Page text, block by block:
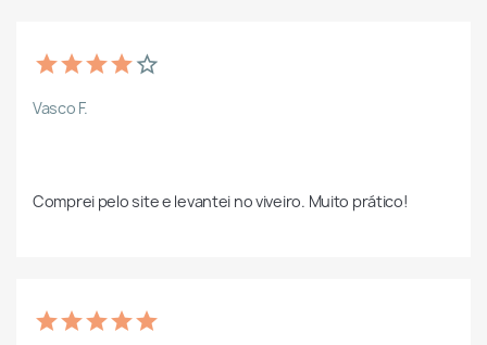
Vasco F.
Comprei pelo site e levantei no viveiro. Muito prático!